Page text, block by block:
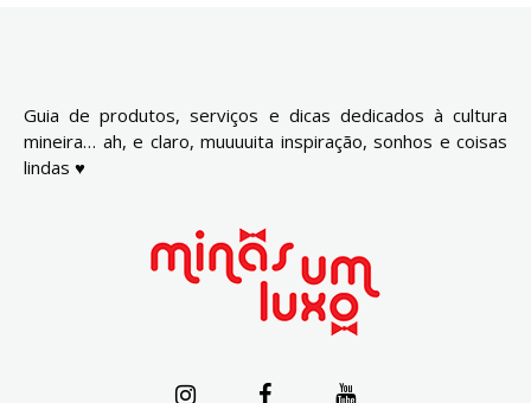
Guia de produtos, serviços e dicas dedicados à cultura
mineira… ah, e claro, muuuuita inspiração, sonhos e coisas
lindas ♥